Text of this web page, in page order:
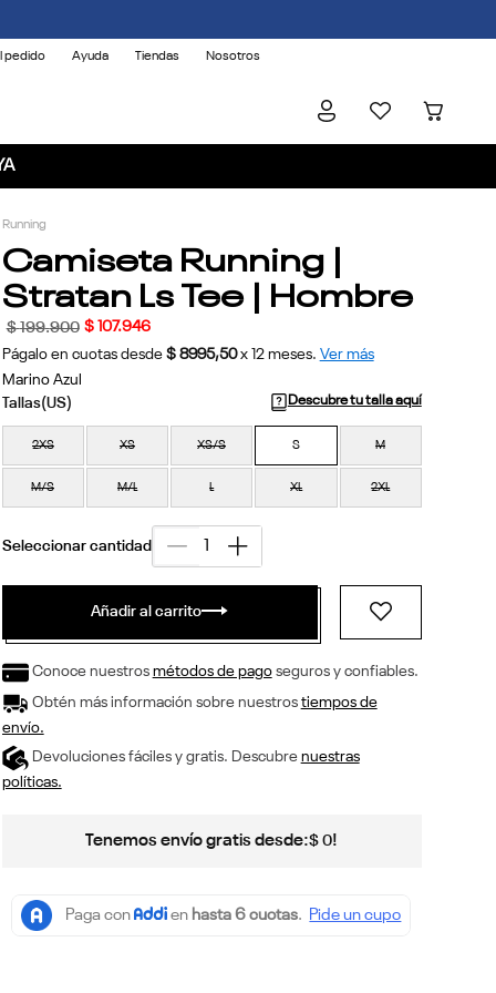
pedido Ayuda Tiendas Nosotros
Running
Camiseta Running |
Stratan Ls Tee | Hombre
$ 199.900 $ 107.946
Págalo en cuotas desde $ 8995,50 x 12meses. Ver más
Marino Azul
Descubre tu talla aquí
2XS XS XS/S S M
M/S M/L L XL 2XL
Añadir al carrito
Conoce nuestros métodos de pagoseguros y confiables.
Obtén más información sobre nuestros tiempos de
envío.
Devoluciones fáciles y gratis. Descubre nuestras
políticas.
Tenemos envío gratis desde:$ 0!